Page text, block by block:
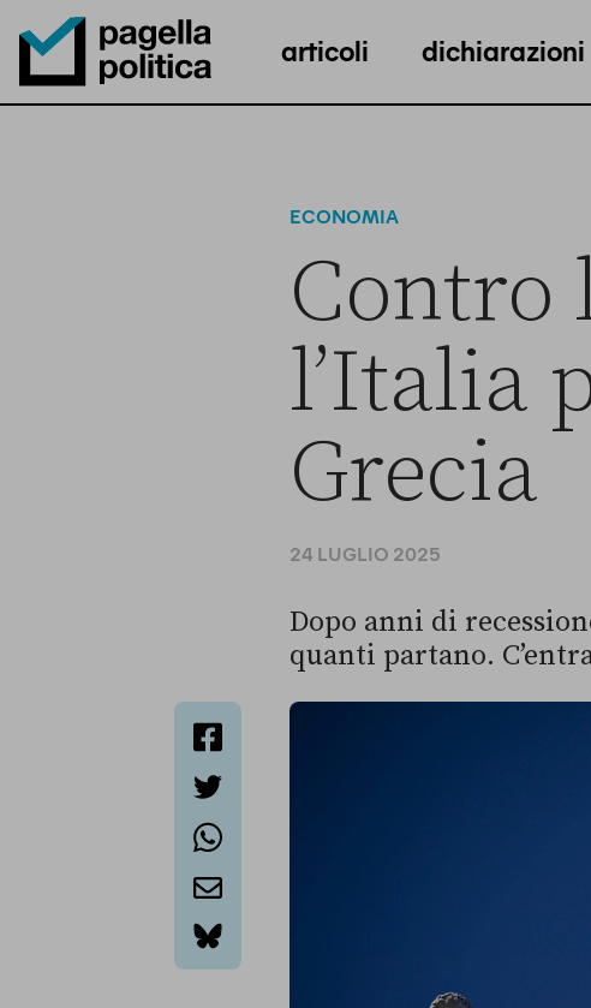
Pagella Politica Logo
articoli dichiarazioni
ECONOMIA
Contro
l’Italia
Grecia
24 LUGLIO 2025
bluesky
Dopo anni di
quanti partano.